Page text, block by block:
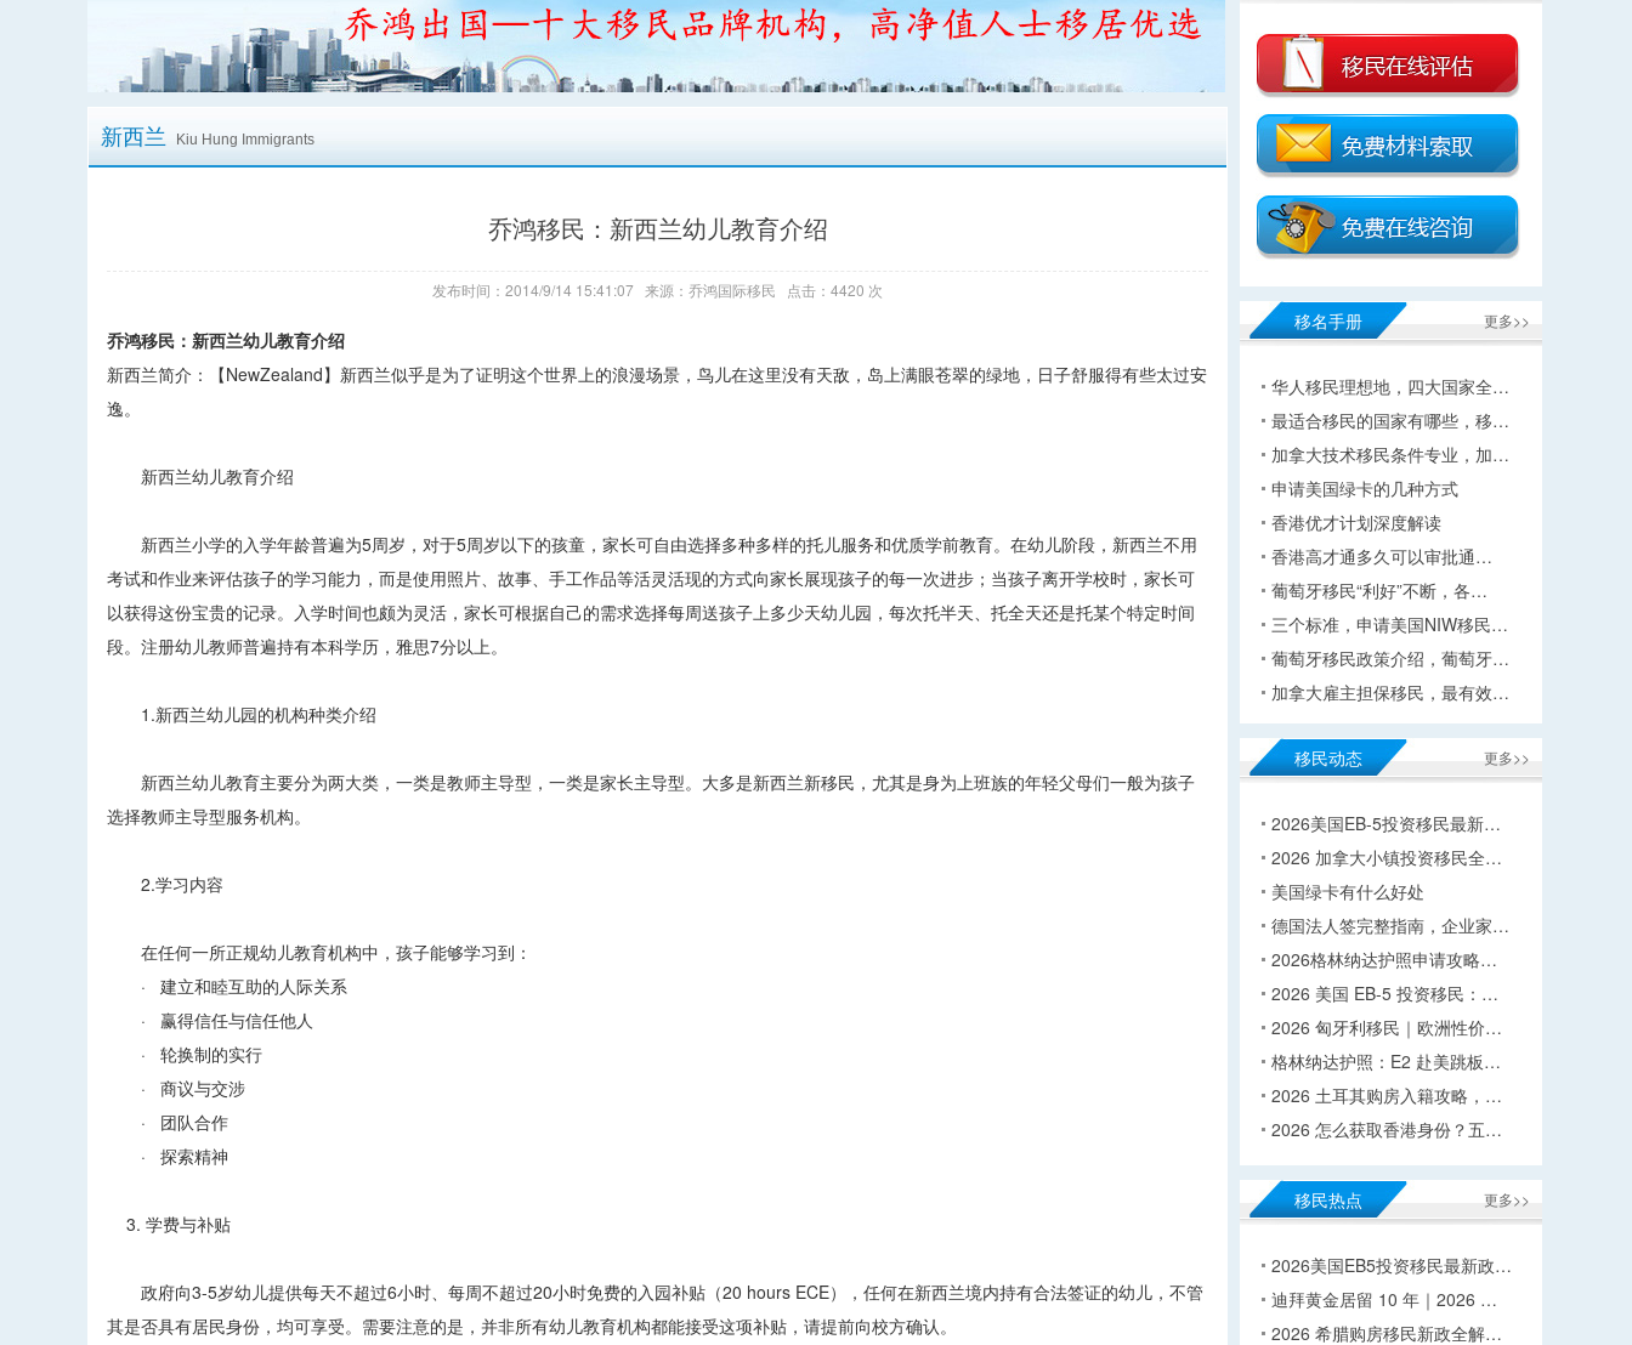
新西兰 Kiu Hung Immigrants
乔鸿移民：新西兰幼儿教育介绍
发布时间：2014/9/14 15:41:07 来源：乔鸿国际移民 点击：4420 次
乔鸿移民：新西兰幼儿教育介绍
新西兰简介：【NewZealand】新西兰似乎是为了证明这个世界上的浪漫场景，鸟儿在这里没有天敌，岛上满眼苍翠的绿地，日子舒服得有些太过安
逸。
新西兰幼儿教育介绍
新西兰小学的入学年龄普遍为5周岁，对于5周岁以下的孩童，家长可自由选择多种多样的托儿服务和优质学前教育。在幼儿阶段，新西兰不用
考试和作业来评估孩子的学习能力，而是使用照片、故事、手工作品等活灵活现的方式向家长展现孩子的每一次进步；当孩子离开学校时，家长可
以获得这份宝贵的记录。入学时间也颇为灵活，家长可根据自己的需求选择每周送孩子上多少天幼儿园，每次托半天、托全天还是托某个特定时间
段。注册幼儿教师普遍持有本科学历，雅思7分以上。
1.新西兰幼儿园的机构种类介绍
新西兰幼儿教育主要分为两大类，一类是教师主导型，一类是家长主导型。大多是新西兰新移民，尤其是身为上班族的年轻父母们一般为孩子
选择教师主导型服务机构。
2.学习内容
在任何一所正规幼儿教育机构中，孩子能够学习到：
· 建立和睦互助的人际关系
· 赢得信任与信任他人
· 轮换制的实行
· 商议与交涉
· 团队合作
· 探索精神
3. 学费与补贴
政府向3-5岁幼儿提供每天不超过6小时、每周不超过20小时免费的入园补贴（20 hours ECE），任何在新西兰境内持有合法签证的幼儿，不管
其是否具有居民身份，均可享受。需要注意的是，并非所有幼儿教育机构都能接受这项补贴，请提前向校方确认。
更多>>
移名手册
华人移民理想地，四大国家全…
最适合移民的国家有哪些，移…
加拿大技术移民条件专业，加…
申请美国绿卡的几种方式
香港优才计划深度解读
香港高才通多久可以审批通…
葡萄牙移民“利好”不断，各…
三个标准，申请美国NIW移民…
葡萄牙移民政策介绍，葡萄牙…
加拿大雇主担保移民，最有效…
更多>>
移民动态
2026美国EB-5投资移民最新…
2026 加拿大小镇投资移民全…
美国绿卡有什么好处
德国法人签完整指南，企业家…
2026格林纳达护照申请攻略…
2026 美国 EB-5 投资移民：…
2026 匈牙利移民｜欧洲性价…
格林纳达护照：E2 赴美跳板…
2026 土耳其购房入籍攻略，…
2026 怎么获取香港身份？五…
更多>>
移民热点
2026美国EB5投资移民最新政…
迪拜黄金居留 10 年｜2026 …
2026 希腊购房移民新政全解…